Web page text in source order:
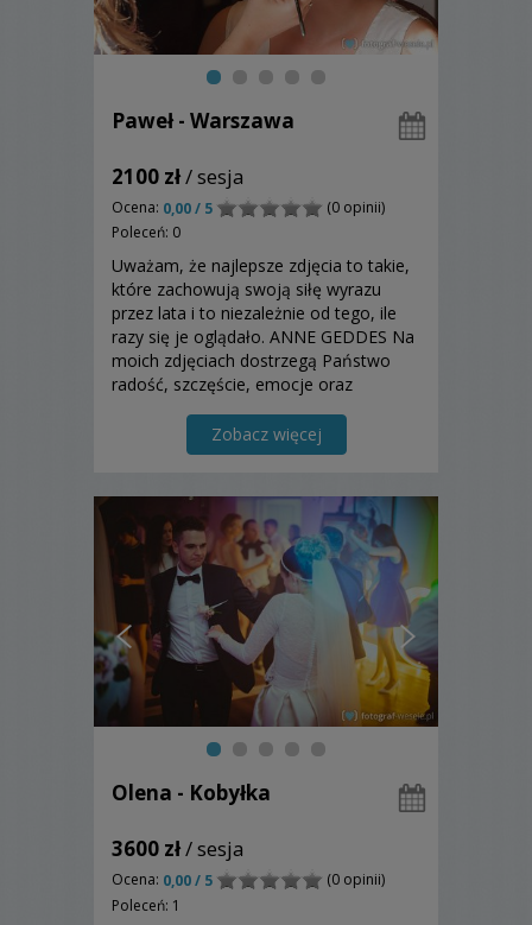
Paweł - Warszawa
2100 zł/ sesja
Ocena: 0,00 / 5
(0 opinii)
Poleceń: 0
Uważam, że najlepsze zdjęcia to takie,
które zachowują swoją siłę wyrazu
przez lata i to niezależnie od tego, ile
razy się je oglądało. ANNE GEDDES Na
moich zdjęciach dostrzegą Państwo
radość, szczęście, emocje oraz
tym pięknym dniu.Zobacz więcej
Olena - Kobyłka
3600 zł/ sesja
Ocena: 0,00 / 5
(0 opinii)
Poleceń: 1